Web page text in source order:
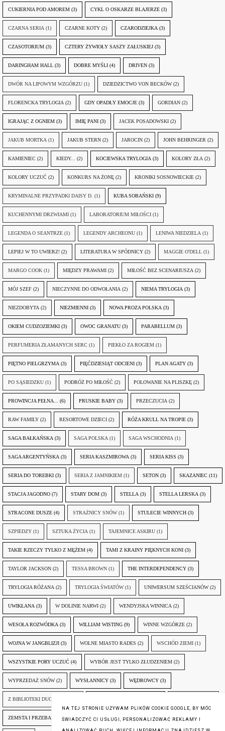
CUKIERNIA POD AMOREM (3) CYKL O OSKARZE BLAJERZE (3)
CZARNA SERIA (1) CZARNE KOTY (2) CZARODZIEJKA (3)
CZASOTORIUM (3) CZTERY ŻYWIOŁY SASZY ZAŁUSKIEJ (3)
DARINGHAM HALL (3) DOBRE MYŚLI (4) DRIVEN (3)
DWÓR NA LIPOWYM WZGÓRZU (1) DZIEDZICTWO VON BECKÓW (2)
FLORENCKA TRYLOGIA (2) GDY OPADŁY EMOCJE (3) GORDIAN (2)
IGRAJĄC Z OGNIEM (3) IMIĘ PANI (3) JACEK POSADOWSKI (2)
JAKUB MORTKA (1) JAKUB STERN (2) JAROCIN (2) JOHN BEHRINGER (2)
KAMIENIEC (2) KIEDY... (2) KOCIEWSKA TRYLOGIA (3) KOLORY ZŁA (2)
KOLORY UCZUĆ (2) KONKURS NA ŻONĘ (2) KRONIKI SOSNOWIECKIE (2)
KRYMINALNE PRZYPADKI DAISY D. (1) KUBA SOBAŃSKI (9)
KUCHENNYMI DRZWIAMI (1) LABORATORIUM MIŁOŚCI (1)
LEGENDA O SEANTRZE (1) LEGENDY ARCHEONU (1) LENIWA NIEDZIELA (1)
LEPIEJ W TO UWIERZ! (2) LITERATURA W SPÓDNICY (2) MAGGIE O'DELL (1)
MARGO COOK (1) MIĘDZY PRAWAMI (2) MIŁOŚĆ BEZ SCENARIUSZA (2)
MÓJ SZEF (2) NIECZYNNE DO ODWOŁANIA (2) NIEMA TRYLOGIA (3)
NIEZDOBYTA (2) NIEZMIENNI (3) NOWA PROZA POLSKA (3)
OKIEM CUDZOZIEMKI (3) OWOC GRANATU (3) PARABELLUM (3)
PERFUMERIA ZŁAMANYCH SERC (1) PIEKŁO ZA ROGIEM (1)
PIĘTNO PIELGRZYMA (3) PIĘĆDZIESIĄT ODCIENI (3) PLAN AGATY (3)
PO SĄSIEDZKU (1) PODRÓŻ PO MIŁOŚĆ (2) POLOWANIE NA PLISZKĘ (2)
PROWINCJA PEŁNA... (6) PRUSKIE BABY (3) PRZECZUCIA (2)
RAW FAMILY (2) RESORTOWE DZIECI (2) RÓŻA KRULL NA TROPIE (3)
SAGA BAŁKAŃSKA (3) SAGA POLSKA (1) SAGA WSCHODNIA (1)
SAGA ARGENTYŃSKA (3) SERIA KASZMIROWA (3) SERIA KISS (3)
SERIA DO TOREBKI (3) SERIA Z JAMNIKIEM (1) SETON (3) SKAZANIEC (11)
STACJA JAGODNO (7) STARY DOM (3) STELLA (3) STELLA LERSKA (3)
STRACONE DUSZE (4) STRAŻNICY SNÓW (1) STULECIE WINNYCH (3)
SZPIEDZY (1) SZTUKA ŻYCIA (1) TAJEMNICE ASKIRU (1)
TAKIE RZECZY TYLKO Z MĘŻEM (4) TAMI Z KRAINY PIĘKNYCH KONI (3)
TAYLOR JACKSON (2) TESSA BROWN (1) THE INTERDEPENDENCY (3)
TRYLOGIA RÓŻANA (2) TRYLOGIA ŚWIATÓW (1) UNIWERSUM SZEŚCIANÓW (2)
UWIKŁANA (3) W DOLINIE NARWI (2) WENDYJSKA WINNICA (2)
WESOŁA ROZWÓDKA (3) WILLIAM WISTING (9) WINNE WZGÓRZE (2)
WOJNA W JANGBLIZJI (3) WOLNE MIASTO RADES (2) WSCHÓD ZIEMI (1)
WSZYSTKIE PORY UCZUĆ (4) WYBÓR JEST TYLKO ZŁUDZENIEM (2)
WYPRZEDAŻ SNÓW (2) WYSŁANNICY (3) WĘDROWCY (3)
Z BIBLIOTEKI DUCHA GÓR
ZEMSTA I PRZEBACZENIE (6) ŚLADY ZBRODNI (3) ŻYCIA W ŻYCIU (3)
NA TEJ STRONIE UŻYWAM PLIKÓW COOKIE GOOGLE, BY MÓC
ŚWIADCZYĆ CI USŁUGI, PERSONALIZOWAĆ REKLAMY I